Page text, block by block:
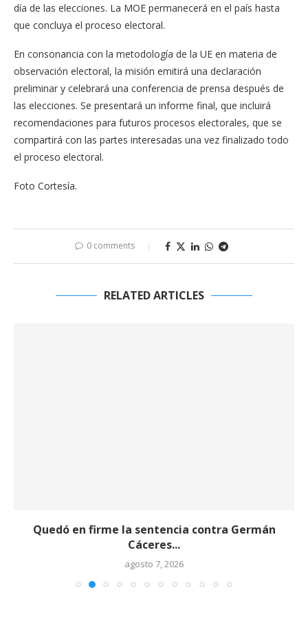
día de las elecciones. La MOE permanecerá en el país hasta
que concluya el proceso electoral.
En consonancia con la metodología de la UE en materia de
observación electoral, la misión emitirá una declaración
preliminar y celebrará una conferencia de prensa después de
las elecciones. Se presentará un informe final, que incluirá
recomendaciones para futuros procesos electorales, que se
compartirá con las partes interesadas una vez finalizado todo
el proceso electoral.
Foto Cortesía.
0 comments
RELATED ARTICLES
Quedó en firme la sentencia contra Germán
Cáceres...
agosto 7, 2026